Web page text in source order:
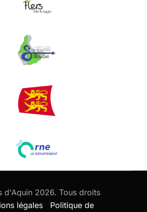
d'Aquin 2026. Tous droits
légales
Politique de